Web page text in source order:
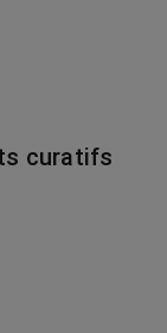
curatifs